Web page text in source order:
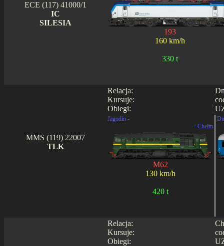
ECE (117) 41000/1
IC
SILESIA
193
160 km/h
330 t
Relacja:
Kursuje:
Obiegi:
MMS (119) 22007
TLK
Jagodin -
- Chełm
M62
130 km/h
420 t
Relacja:
Kursuje:
Obiegi: